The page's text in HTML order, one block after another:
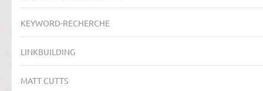
KEYWORD-RECHERCHE
LINKBUILDING
MATT CUTTS